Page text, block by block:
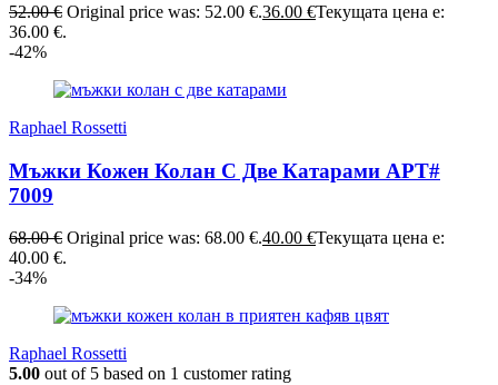
52.00€ Original price was: 52.00 €.36.00 €Текущата цена е:
36.00 €.
-42%
Raphael Rossetti
Мъжки Кожен Колан С Две Катарами АРТ#
7009
68.00€ Original price was: 68.00 €.40.00 €Текущата цена е:
40.00 €.
-34%
Raphael Rossetti
5.00 out of 5 based on 1 customer rating